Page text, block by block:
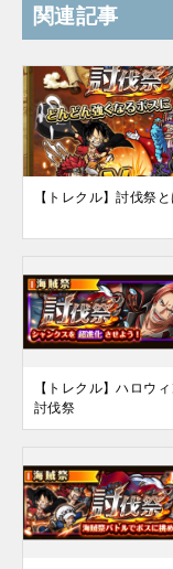
関連記事
【トレクル】討伐祭と
【トレクル】ハロウ
討伐祭